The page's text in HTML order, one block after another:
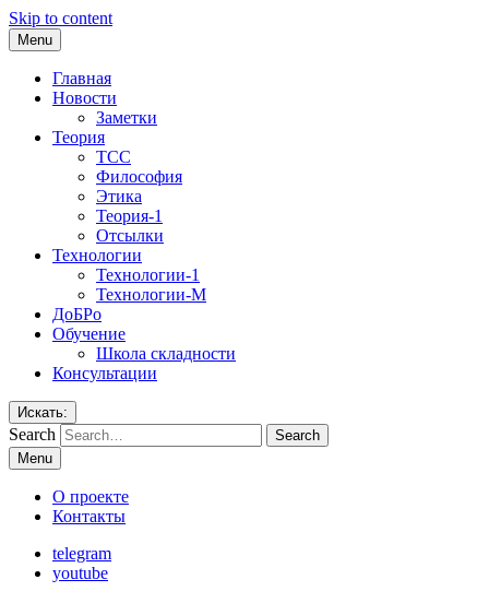
Skip to content
Menu
Главная
Новости
Заметки
Теория
ТСС
Философия
Этика
Теория-1
Отсылки
Технологии
Технологии-1
Технологии-М
ДоБРо
Обучение
Школа складности
Консультации
Искать:
Search
Menu
О проекте
Контакты
telegram
youtube